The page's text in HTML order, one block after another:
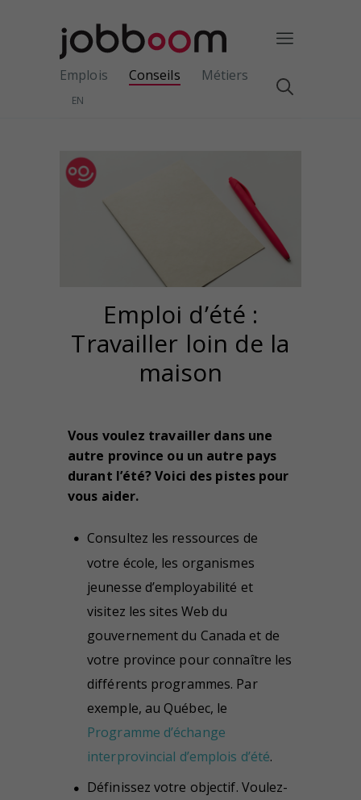
Emplois Conseils Métiers
EN
Emploi d’été :
Travailler loin de la
maison
Vous voulez travailler dans une
autre province ou un autre pays
durant l’été? Voici des pistes pour
vous aider.
Consultez les ressources de
votre école, les organismes
jeunesse d’employabilité et
visitez les sites Web du
gouvernement du Canada et de
votre province pour connaître les
différents programmes. Par
exemple, au Québec, le
Programme d’échange
interprovincial d’emplois d’été.
Définissez votre objectif. Voulez-